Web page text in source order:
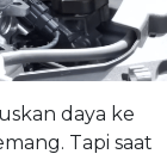
daya ke
Tapi saat